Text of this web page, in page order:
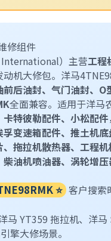
修组件
International）主营工程
机大修包。洋马
后油封、气门油封、
全面兼容。适用于洋马
特彼勒配件、小松配件
变速箱配件、推土机
拖拉机散热器、工程
油机喷油器、涡轮增
⭐ 客户搜索
马 YT359 拖拉机、洋
擎大修场景。